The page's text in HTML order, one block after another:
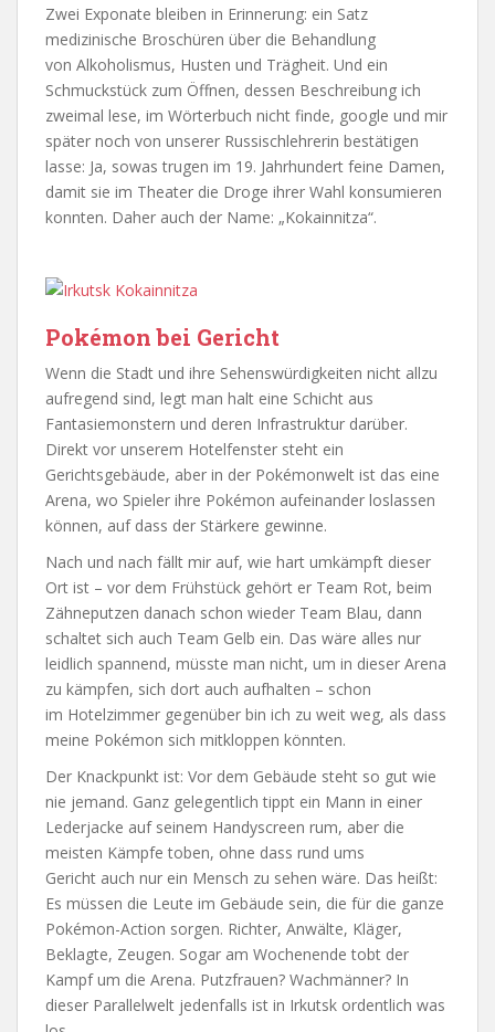
Zwei Exponate bleiben in Erinnerung: ein Satz
medizinische Broschüren über die Behandlung
von Alkoholismus, Husten und Trägheit. Und ein
Schmuckstück zum Öffnen, dessen Beschreibung ich
zweimal lese, im Wörterbuch nicht finde, google und mir
später noch von unserer Russischlehrerin bestätigen
lasse: Ja, sowas trugen im 19. Jahrhundert feine Damen,
damit sie im Theater die Droge ihrer Wahl konsumieren
konnten. Daher auch der Name: „Kokainnitza“.
Pokémon bei Gericht
Wenn die Stadt und ihre Sehenswürdigkeiten nicht allzu
aufregend sind, legt man halt eine Schicht aus
Fantasiemonstern und deren Infrastruktur darüber.
Direkt vor unserem Hotelfenster steht ein
Gerichtsgebäude, aber in der Pokémonwelt ist das eine
Arena, wo Spieler ihre Pokémon aufeinander loslassen
können, auf dass der Stärkere gewinne.
Nach und nach fällt mir auf, wie hart umkämpft dieser
Ort ist – vor dem Frühstück gehört er Team Rot, beim
Zähneputzen danach schon wieder Team Blau, dann
schaltet sich auch Team Gelb ein. Das wäre alles nur
leidlich spannend, müsste man nicht, um in dieser Arena
zu kämpfen, sich dort auch aufhalten – schon
im Hotelzimmer gegenüber bin ich zu weit weg, als dass
meine Pokémon sich mitkloppen könnten.
Der Knackpunkt ist: Vor dem Gebäude steht so gut wie
nie jemand. Ganz gelegentlich tippt ein Mann in einer
Lederjacke auf seinem Handyscreen rum, aber die
meisten Kämpfe toben, ohne dass rund ums
Gericht auch nur ein Mensch zu sehen wäre. Das heißt:
Es müssen die Leute im Gebäude sein, die für die ganze
Pokémon-Action sorgen. Richter, Anwälte, Kläger,
Beklagte, Zeugen. Sogar am Wochenende tobt der
Kampf um die Arena. Putzfrauen? Wachmänner? In
dieser Parallelwelt jedenfalls ist in Irkutsk ordentlich was